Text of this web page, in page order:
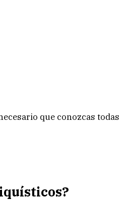
que conozcas todas